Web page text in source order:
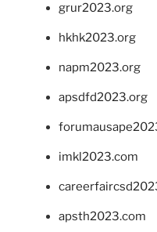
grur2023.org
hkhk2023.org
napm2023.org
apsdfd2023.org
imkl2023.com
apsth2023.com